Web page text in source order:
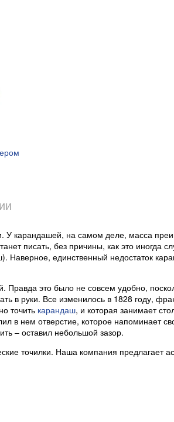
У карандашей, на самом деле, масса
писать, без причины, как это иногда
Наверное, единственный недостаток
Правда это было не совсем удобно,
в руки. Все изменилось в 1828 году,
точить карандаш, и которая занимает
в нем отверстие, которое напоминает
– оставил небольшой зазор.
точилки. Наша компания предлагает